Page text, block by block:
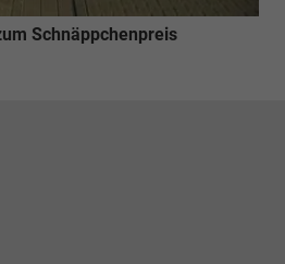
Schnäppchenpreis